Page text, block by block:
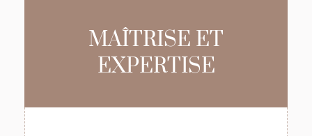
MAÎTRISE ET
EXPERTISE